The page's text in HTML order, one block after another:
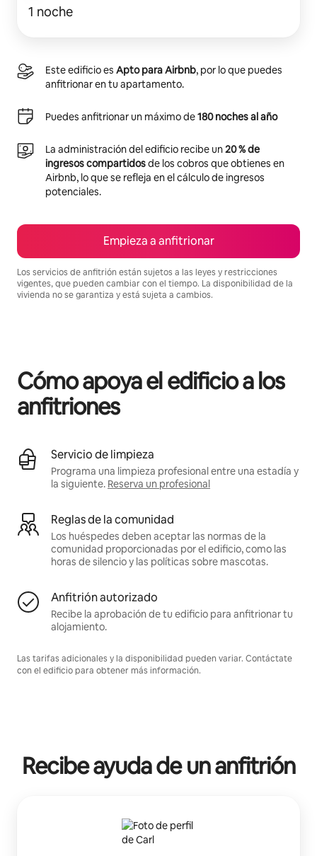
1 noche
Este edificio es Apto para Airbnb, por lo que puedes
anfitrionar en tu apartamento.
Puedes anfitrionar un máximo de180 noches al año
La administración del edificio recibe un20 % de
ingresos compartidosde los cobros que obtienes en
Airbnb, lo que se refleja en el cálculo de ingresos
potenciales.
Empieza a anfitrionar
Los servicios de anfitrión están sujetos a las leyes y restricciones
vigentes, que pueden cambiar con el tiempo. La disponibilidad de la
vivienda no se garantiza y está sujeta a cambios.
Cómo apoya el edificio a los
anfitriones
Servicio de limpieza
Programa una limpieza profesional entre una estadía y
la siguiente. Reserva un profesional
Reglas de la comunidad
Los huéspedes deben aceptar las normas de la
comunidad proporcionadas por el edificio, como las
horas de silencio y las políticas sobre mascotas.
Anfitrión autorizado
Recibe la aprobación de tu edificio para anfitrionar tu
alojamiento.
Las tarifas adicionales y la disponibilidad pueden variar. Contáctate
con el edificio para obtener más información.
Recibe ayuda de un anfitrión